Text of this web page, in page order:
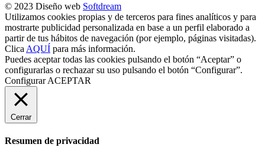
© 2023 Diseño web Softdream
Utilizamos cookies propias y de terceros para fines analíticos y para
mostrarte publicidad personalizada en base a un perfil elaborado a
partir de tus hábitos de navegación (por ejemplo, páginas visitadas).
Clica AQUÍ para más información.
Puedes aceptar todas las cookies pulsando el botón “Aceptar” o
configurarlas o rechazar su uso pulsando el botón “Configurar”.
Configurar ACEPTAR
Cerrar
Resumen de privacidad